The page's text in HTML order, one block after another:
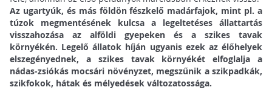
Az ugartyúk, és más földön fészkelő madárfajok, mint pl. a
túzok megmentésének kulcsa a legeltetéses állattartás
visszahozása az alföldi gyepeken és a szikes tavak
környékén. Legelő állatok híján ugyanis ezek az élőhelyek
elszegényednek, a szikes tavak környékét elfoglalja a
nádas-zsiókás mocsári növényzet, megszűnik a szikpadkák,
szikfokok, hátak és mélyedések változatossága.